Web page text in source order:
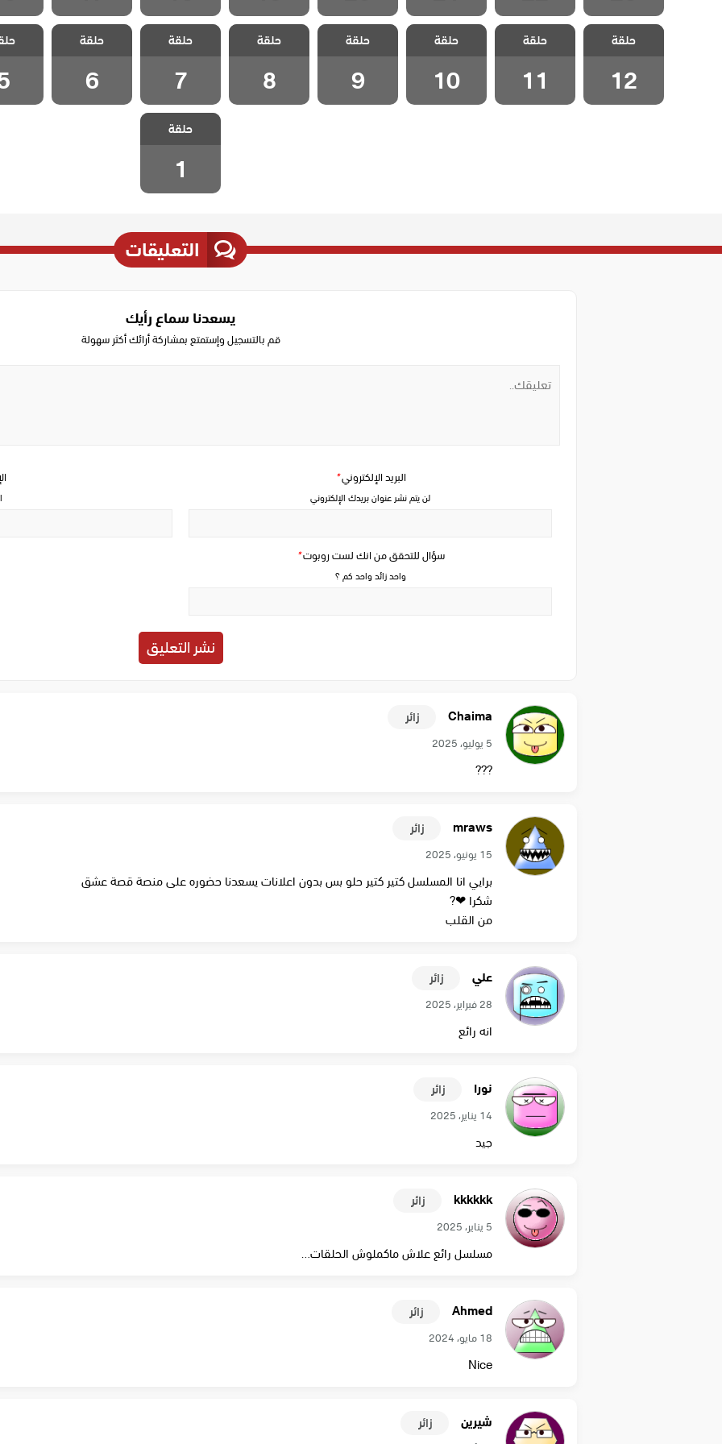
مسلسل اسقف
زجاجية مدبلج
الحلقة 12
حلقة
12
مسلسل اسقف
زجاجية مدبلج
الحلقة 11
حلقة
11
مسلسل اسقف
زجاجية مدبلج
الحلقة 10
حلقة
10
مسلسل اسقف
زجاجية مدبلج
الحلقة 9
حلقة
9
مسلسل اسقف
زجاجية مدبلج
الحلقة 8
حلقة
8
مسلسل اسقف
زجاجية مدبلج
الحلقة 7
حلقة
7
مسلسل اسقف
زجاجية مدبلج
الحلقة 6
حلقة
6
مسلسل اسقف
زجاجية مدبلج
الحلقة 1
حلقة
1
التعليقات
يسعدنا سماع رأيك
قم بالتسجيل وإستمتع بمشاركة أرائك أكثر سهولة
سؤال للتحقق من انك لست روبوت*
واحد زائد واحد كم ؟
البريد الإلكتروني*
لن يتم نشر عنوان بريدك الإلكتروني
Chaima زائر
5 يوليو، 2025
???
mraws زائر
15 يونيو، 2025
برايي انا المسلسل كتير كتير حلو بس بدون اعلانات يسعدنا حضوره على منصة قصة عشق
شكرا ❤?
من القلب
علي زائر
28 فبراير، 2025
انه رائع
نورا زائر
14 يناير، 2025
جيد
kkkkkk زائر
5 يناير، 2025
مسلسل رائع علاش ماكملوش الحلقات…
Ahmed زائر
18 مايو، 2024
Nice
شيرين زائر